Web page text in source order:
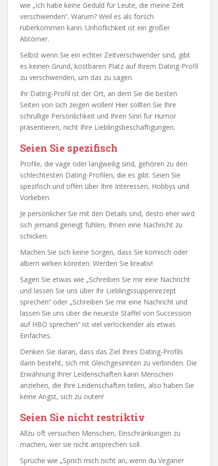
wie „Ich habe keine Geduld für Leute, die meine Zeit
verschwenden“. Warum? Weil es als forsch
rüberkommen kann. Unhöflichkeit ist ein großer
Abtörner.
Selbst wenn Sie ein echter Zeitverschwender sind, gibt
es keinen Grund, kostbaren Platz auf Ihrem Dating-Profil
zu verschwenden, um das zu sagen.
Ihr Dating-Profil ist der Ort, an dem Sie die besten
Seiten von sich zeigen wollen! Hier sollten Sie Ihre
schrullige Persönlichkeit und Ihren Sinn für Humor
präsentieren, nicht Ihre Lieblingsbeschäftigungen.
Seien Sie spezifisch
Profile, die vage oder langweilig sind, gehören zu den
schlechtesten Dating-Profilen, die es gibt. Seien Sie
spezifisch und offen über Ihre Interessen, Hobbys und
Vorlieben.
Je persönlicher Sie mit den Details sind, desto eher wird
sich jemand geneigt fühlen, Ihnen eine Nachricht zu
schicken.
Machen Sie sich keine Sorgen, dass Sie komisch oder
albern wirken könnten. Werden Sie kreativ!
Sagen Sie etwas wie „Schreiben Sie mir eine Nachricht
und lassen Sie uns über Ihr Lieblingssuppenrezept
sprechen“ oder „Schreiben Sie mir eine Nachricht und
lassen Sie uns über die neueste Staffel von Succession
auf HBO sprechen“ ist viel verlockender als etwas
Einfaches.
Denken Sie daran, dass das Ziel Ihres Dating-Profils
darin besteht, sich mit Gleichgesinnten zu verbinden. Die
Erwähnung Ihrer Leidenschaften kann Menschen
anziehen, die Ihre Leidenschaften teilen, also haben Sie
keine Angst, sich zu outen!
Seien Sie nicht restriktiv
Allzu oft versuchen Menschen, Einschränkungen zu
machen, wer sie nicht ansprechen soll.
Sprüche wie „Sprich mich nicht an, wenn du Veganer